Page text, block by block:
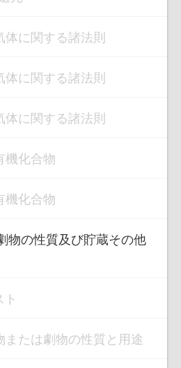
体に関する諸法則
体に関する諸法則
体に関する諸法則
機化合物
機化合物
物の性質及び貯蔵その他
または劇物の性質と用途